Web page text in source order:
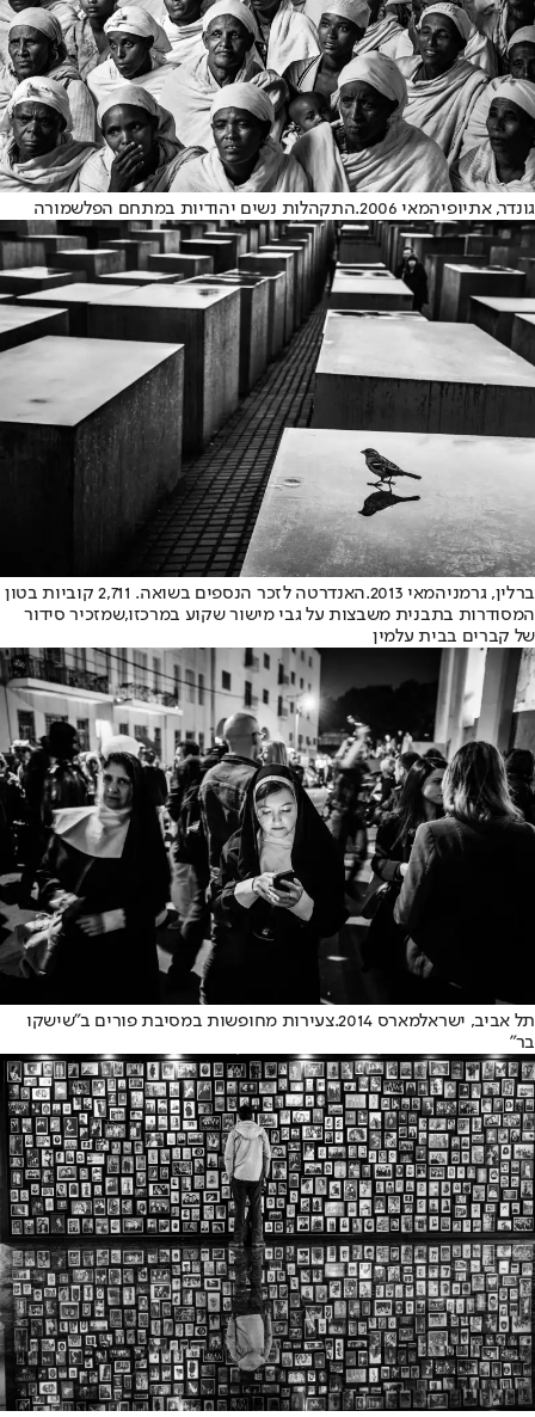
גונדר, אתיופיהמאי 2006. התקהלות נשים יהודיות במתחם הפלשמורה
ברלין, גרמניהמאי 2013.
האנדרטה לזכר הנספים בשואה. 2,711 קוביות בטון
המסודרות בתבנית משבצות על גבי מישור שקוע במרכזו,שמזכיר סידור
של קברים בבית עלמין
תל אביב, ישראלמארס 2014.
צעירות מחופשות במסיבת פורים ב"שישקו
בר"